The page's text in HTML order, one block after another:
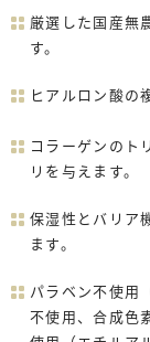
厳選した国産無
す。
ヒアルロン酸の
コラーゲンのト
リを与えます。
保湿性とバリア
ます。
パラベン不使用
不使用、合成色